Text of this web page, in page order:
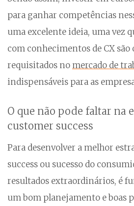
para ganhar competências
uma excelente ideia, uma vez
com conhecimentos de CX são
requisitados no mercado de
indispensáveis para as
O que não pode faltar na
customer success
Para desenvolver a melhor
success ou sucesso do
resultados extraordinários, é
um bom planejamento e boas